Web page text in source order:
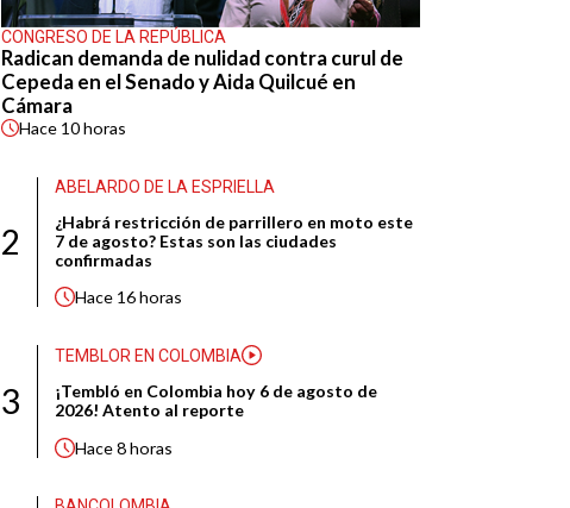
CONGRESO DE LA REPÚBLICA
Radican demanda de nulidad contra curul de
Cepeda en el Senado y Aida Quilcué en
Cámara
Hace 10 horas
2
ABELARDO DE LA ESPRIELLA
¿Habrá restricción de parrillero en moto este
7 de agosto? Estas son las ciudades
confirmadas
Hace 16 horas
3
TEMBLOR EN COLOMBIA
¡Tembló en Colombia hoy 6 de agosto de
2026! Atento al reporte
Hace8 horas